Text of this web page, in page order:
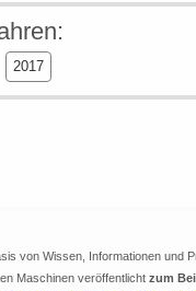
2017
von Wissen, Informationen
Maschinen veröffentlicht zum